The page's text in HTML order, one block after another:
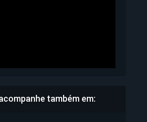
também em: